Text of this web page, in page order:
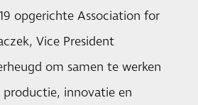
opgerichte Association for
Vice President
om samen te werken
innovatie en